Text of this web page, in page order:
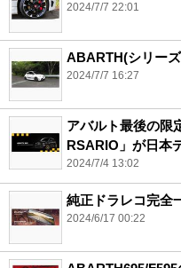
2024/7/7 22:01
ABARTH(シリー
2024/7/7 16:27
アバルト最後の限
RSARIO」が日本
2024/7/4 13:02
純正ドラレコ完全
2024/6/17 00:22